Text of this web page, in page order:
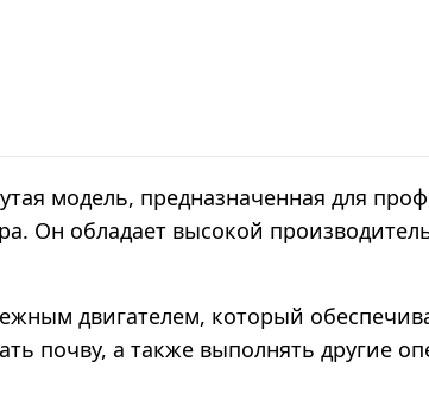
модель, предназначенная для
Он обладает высокой
двигателем, который
почву, а также выполнять другие